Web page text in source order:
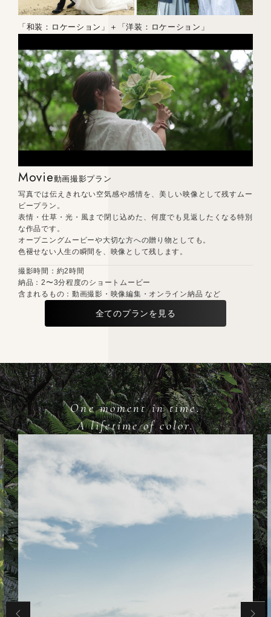
「和装：ロケーション」＋「洋装：ロケーション」
Movie動画撮影プラン
写真では伝えきれない空気感や感情を、美しい映像として残すムー
ビープラン。
表情・仕草・光・風まで閉じ込めた、何度でも見返したくなる特別
な作品です。
オープニングムービーや大切な方への贈り物としても。
色褪せない人生の瞬間を、映像として残します。
撮影時間：約2時間
納品：2〜3分程度のショートムービー
含まれるもの：動画撮影・映像編集・オンライン納品 など
全てのプランを見る
One moment in time.
A lifetime of color.